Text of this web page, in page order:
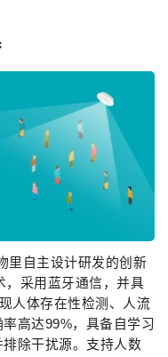
里自主设计研发的创新
，采用蓝牙通信，并具
人体存在性检测、人流
高达99%，具备自学习
除干扰源。支持人数